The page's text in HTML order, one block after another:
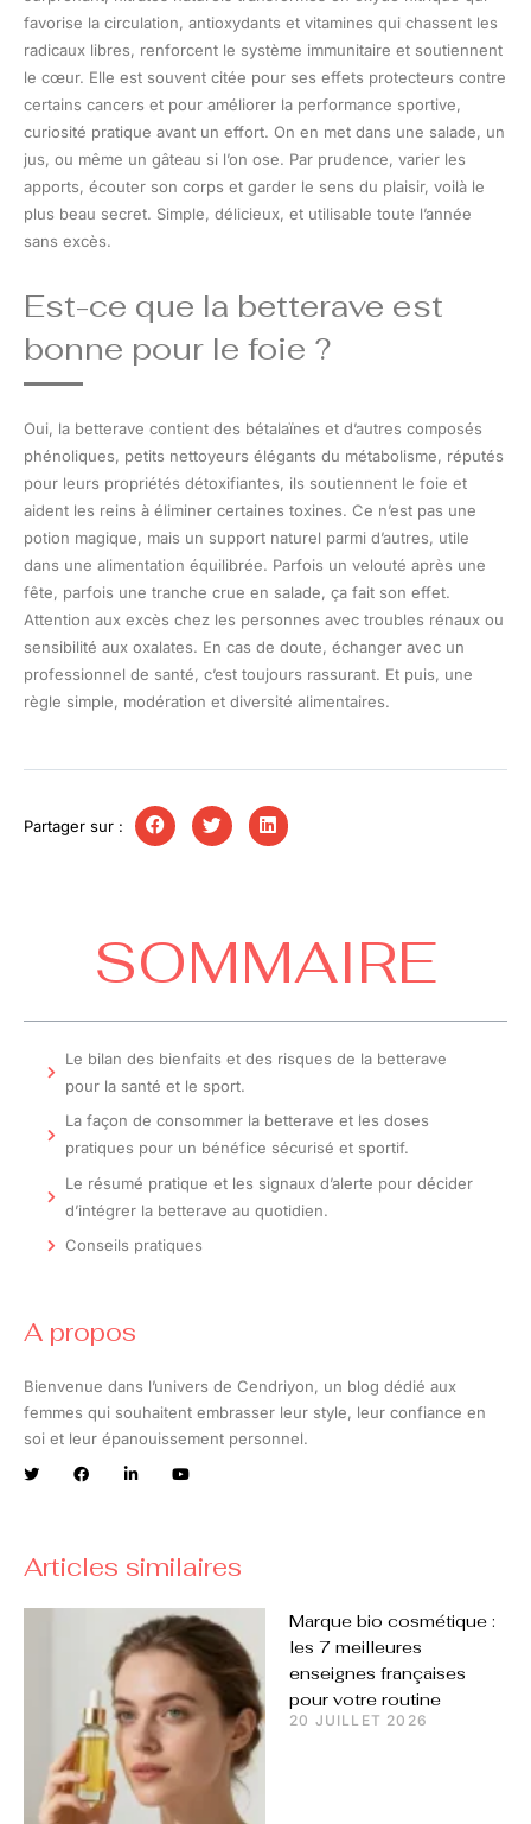
favorise la circulation, antioxydants et vitamines qui chassent les
radicaux libres, renforcent le système immunitaire et soutiennent
le cœur. Elle est souvent citée pour ses effets protecteurs contre
certains cancers et pour améliorer la performance sportive,
curiosité pratique avant un effort. On en met dans une salade, un
jus, ou même un gâteau si l’on ose. Par prudence, varier les
apports, écouter son corps et garder le sens du plaisir, voilà le
plus beau secret. Simple, délicieux, et utilisable toute l’année
sans excès.
Est-ce que la betterave est
bonne pour le foie ?
Oui, la betterave contient des bétalaïnes et d’autres composés
phénoliques, petits nettoyeurs élégants du métabolisme, réputés
pour leurs propriétés détoxifiantes, ils soutiennent le foie et
aident les reins à éliminer certaines toxines. Ce n’est pas une
potion magique, mais un support naturel parmi d’autres, utile
dans une alimentation équilibrée. Parfois un velouté après une
fête, parfois une tranche crue en salade, ça fait son effet.
Attention aux excès chez les personnes avec troubles rénaux ou
sensibilité aux oxalates. En cas de doute, échanger avec un
professionnel de santé, c’est toujours rassurant. Et puis, une
règle simple, modération et diversité alimentaires.
Partager sur :
SOMMAIRE
Le bilan des bienfaits et des risques de la betterave
pour la santé et le sport.
La façon de consommer la betterave et les doses
pratiques pour un bénéfice sécurisé et sportif.
Le résumé pratique et les signaux d’alerte pour décider
d’intégrer la betterave au quotidien.
Conseils pratiques
A propos
Bienvenue dans l’univers de Cendriyon, un blog dédié aux
femmes qui souhaitent embrasser leur style, leur confiance en
soi et leur épanouissement personnel.
Articles similaires
Marque bio cosmétique :
les 7 meilleures
enseignes françaises
pour votre routine
20 JUILLET 2026